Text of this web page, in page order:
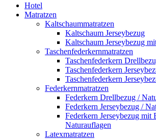
Hotel
Matratzen
Kaltschaummatratzen
Kaltschaum Jerseybezug
Kaltschaum Jerseybezug
Taschenfederkernmatratzen
Taschenfederkern
Taschenfederkern
Taschenfederkern
Federkernmatratzen
Federkern Drellbezug /
Federkern Jerseybezug /
Federkern Jerseybezug mit
Naturauflagen
Latexmatratzen